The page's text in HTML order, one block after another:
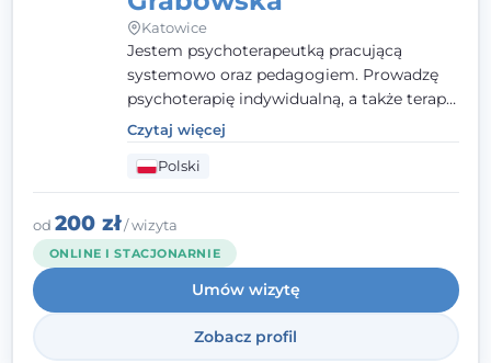
Katowice
Jestem psychoterapeutką pracującą
systemowo oraz pedagogiem. Prowadzę
psychoterapię indywidualną, a także terapię
par, małżeństw i rodzin. Patrzę na
człowieka całościowo - w kontekście jego
relacji z rodziną, pracą i otoczeniem - i
opieram współpracę na Twoich mocnych
stronach.
Czytaj więcej
Polski
od 200 zł/ wizyta
ONLINE I STACJONARNIE
Umów wizytę
Zobacz profil